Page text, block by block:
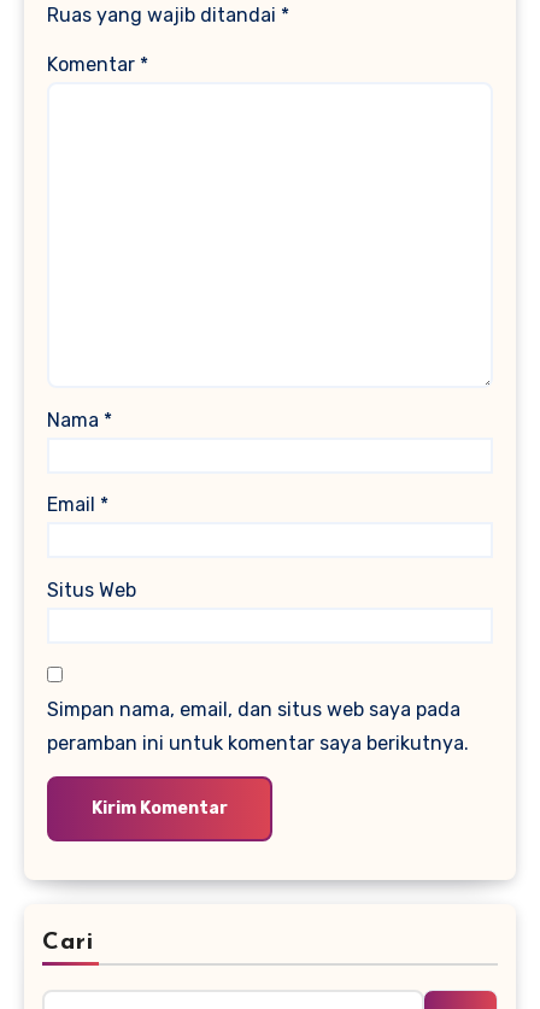
Ruas yang wajib ditandai *
Komentar *
Nama *
Email *
Situs Web
Simpan nama, email, dan situs web saya pada
peramban ini untuk komentar saya berikutnya.
Cari